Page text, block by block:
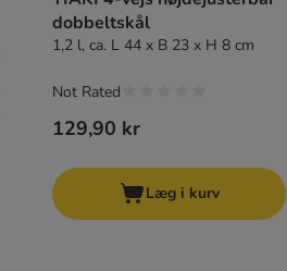
dobbeltskål
1,2 l, ca. L 44 x B 23 x H 8 cm
129,90 kr
Not Rated
Læg i kurv